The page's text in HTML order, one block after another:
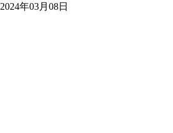
2024年03月08日